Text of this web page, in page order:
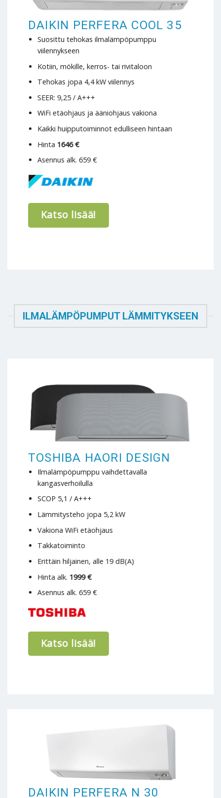
DAIKIN PERFERA COOL 35
Suosittu tehokas ilmalämpöpumppu
viilennykseen
Kotiin, mökille, kerros- tai rivitaloon
Tehokas jopa 4,4 kW viilennys
SEER: 9,25 / A+++
WiFi etäohjaus ja ääniohjaus vakiona
Kaikki huipputoiminnot edulliseen hintaan
Hinta 1646 €
Asennus alk. 659 €
Katso lisää!
ILMALÄMPÖPUMPUT LÄMMITYKSEEN
TOSHIBA HAORI DESIGN
Ilmalämpöpumppu vaihdettavalla
kangasverhoilulla
SCOP 5,1 / A+++
Lämmitysteho jopa 5,2 kW
Vakiona WiFi etäohjaus
Takkatoiminto
Erittäin hiljainen, alle 19 dB(A)
Hinta alk. 1999 €
Asennus alk. 659 €
Katso lisää!
DAIKIN PERFERA N 30